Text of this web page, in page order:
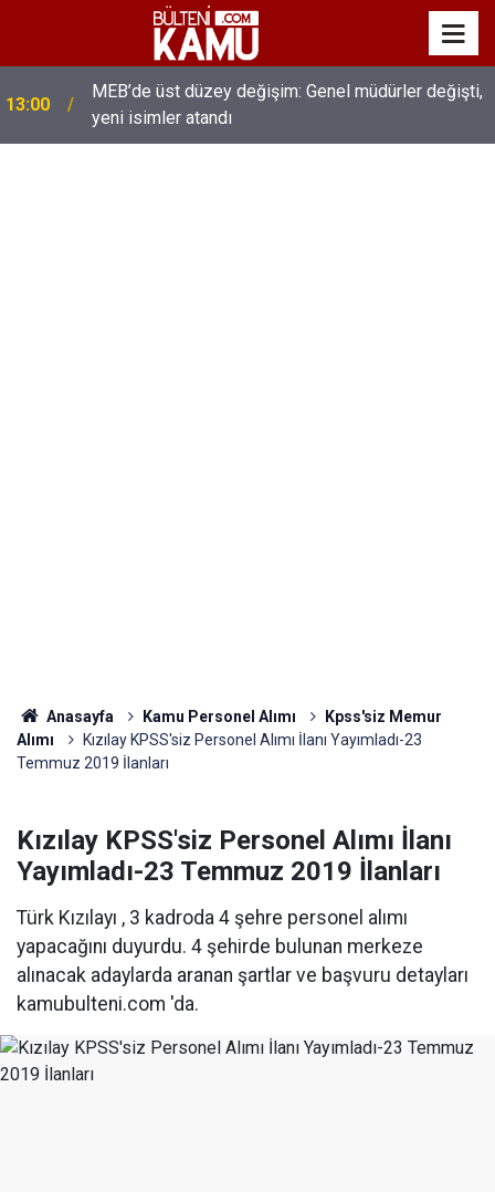
13:00
MEB’de üst düzey değişim: Genel müdürler değişti,
yeni isimler atandı
Anasayfa Kamu Personel Alımı
Kpss'siz Memur
Alımı
Kızılay KPSS'siz Personel Alımı İlanı Yayımladı-23
Temmuz 2019 İlanları
Kızılay KPSS'siz Personel Alımı İlanı
Yayımladı-23 Temmuz 2019 İlanları
Türk Kızılayı , 3 kadroda 4 şehre personel alımı
yapacağını duyurdu. 4 şehirde bulunan merkeze
alınacak adaylarda aranan şartlar ve başvuru detayları
kamubulteni.com 'da.